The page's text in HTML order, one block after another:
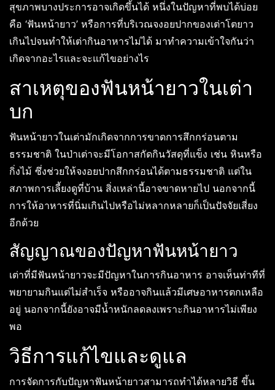
สุขภาพบางประการอาจเกิดขึ้นได้ หนึ่งในปัญหาที่พบได้บ่อย
คือ ‘ฟันหน้ายาว’ หรือการที่บริเวณจงอยปากของเต่าโตยาว
เกินไปจนทำให้เต่ากินอาหารไม่ได้ มาทำความเข้าใจกันว่า
เกิดจากอะไรและจะแก้ไขอย่างไร
สาเหตุของฟันหน้ายาวในเต่า
บก
ฟันหน้ายาวในเต่ามักเกิดจากการขาดการสึกกร่อนตาม
ธรรมชาติ ในป่าเต่าจะมีโอกาสกัดกินวัสดุที่แข็ง เช่น หินหรือ
กิ่งไม้ ซึ่งช่วยให้จงอยปากสึกกร่อนได้ตามธรรมชาติ แต่ใน
สภาพการเลี้ยงดูที่บ้าน สิ่งเหล่านี้อาจขาดหายไป นอกจากนี้
การให้อาหารที่นิ่มเกินไปหรือไม่หลากหลายก็เป็นปัจจัยเสี่ยง
อีกด้วย
สัญญาณของปัญหาฟันหน้ายาว
เต่าที่มีฟันหน้ายาวจะมีปัญหาในการกินอาหาร อาจเห็นท่าทีที่
พยายามกินแต่ไม่สำเร็จ หรืออาจกินแล้วมีเศษอาหารตกเหลือ
อยู่ นอกจากนี้ยังอาจมีน้ำหนักลดลงเพราะกินอาหารไม่เพียง
พอ
วิธีการแก้ไขและดูแล
การจัดการกับปัญหาฟันหน้ายาวสามารถทำได้หลายวิธี ขึ้น